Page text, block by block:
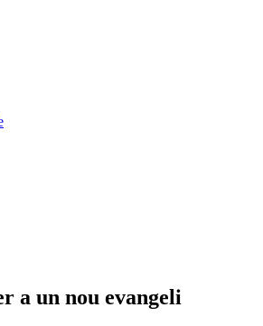
a un nou evangeli